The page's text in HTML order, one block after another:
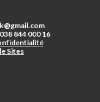
844 000 16
Sites